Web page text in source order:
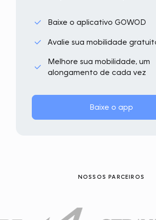
Baixe o aplicativo GOWOD
Avalie sua mobilidade
Melhore sua mobilidade, um
alongamento de cada vez
Baixe o app
NOSSOS PARCEIROS